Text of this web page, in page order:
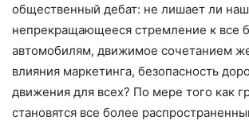
общественный дебат: не лишает ли
непрекращающееся стремление к все
автомобилям, движимое сочетанием
влияния маркетинга, безопасность
движения для всех? По мере того как
становятся все более